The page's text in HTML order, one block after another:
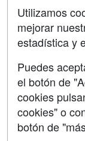
Copyleft
Grupo
Utilizamos
mejorar
estadística y
Puedes
el botón de
cookies
cookies" o
botón de